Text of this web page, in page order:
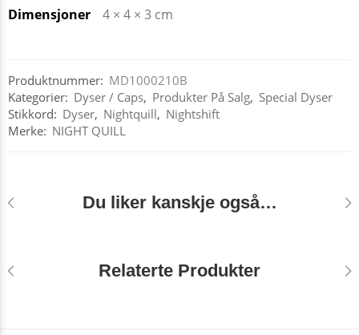
Dimensjoner
4 × 4 × 3 cm
Produktnummer: MD1000210B
Kategorier: Dyser / Caps, Produkter På Salg, Special Dyser
Stikkord: Dyser, Nightquill, Nightshift
Merke: NIGHT QUILL
Du liker kanskje også…
Relaterte Produkter